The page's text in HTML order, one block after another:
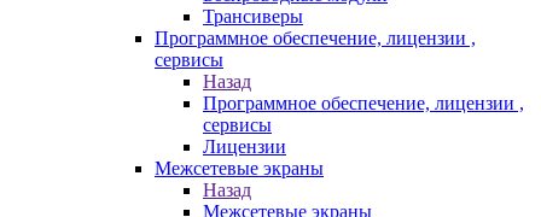
Трансиверы
Программное обеспечение, лицензии ,
сервисы
Назад
Программное обеспечение, лицензии ,
сервисы
Лицензии
Межсетевые экраны
Назад
Межсетевые экраны